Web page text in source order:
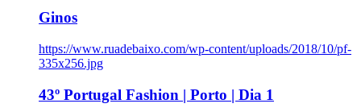
Ginos
https://www.ruadebaixo.com/wp-content/uploads/2018/10/pf-
335x256.jpg
43º Portugal Fashion | Porto | Dia 1